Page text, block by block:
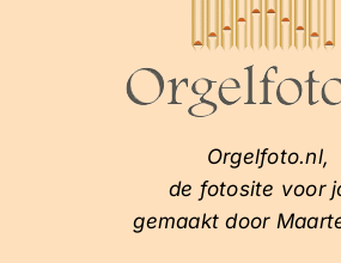
Orgelfoto.nl,
de fotosite voor
gemaakt door